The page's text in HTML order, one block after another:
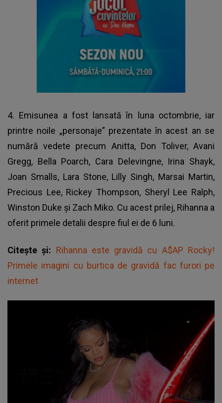
4. Emisunea a fost lansată în luna octombrie, iar
printre noile „personaje” prezentate în acest an se
numără vedete precum Anitta, Don Toliver, Avani
Gregg, Bella Poarch, Cara Delevingne, Irina Shayk,
Joan Smalls, Lara Stone, Lilly Singh, Marsai Martin,
Precious Lee, Rickey Thompson, Sheryl Lee Ralph,
Winston Duke și Zach Miko. Cu acest prilej, Rihanna a
oferit primele detalii despre fiul ei de 6 luni.
Citește și: Rihanna este gravidă cu A$AP Rocky!
Primele imagini cu burtica de gravidă fac furori pe
internet